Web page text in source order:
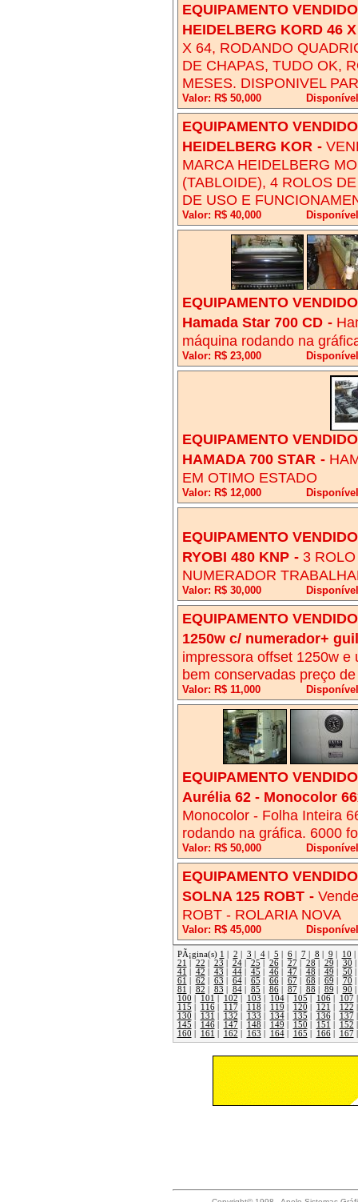
EQUIPAMENTO
HEIDELBERG KORD 46
X 64, RODANDO
DE CHAPAS, TUDO OK,
MESES. DISPONIVEL
Valor: R$ 50,000
EQUIPAMENTO
HEIDELBERG KOR -
MARCA HEIDELBERG
(TABLOIDE), 4 ROLOS
DE USO E
Valor: R$ 40,000
EQUIPAMENTO
Hamada Star 700 CD -
máquina rodando na
Valor: R$ 23,000
EQUIPAMENTO
HAMADA 700 STAR -
EM OTIMO ESTADO
Valor: R$ 12,000
EQUIPAMENTO
RYOBI 480 KNP - 3
NUMERADOR
Valor: R$ 30,000
EQUIPAMENTO
1250w c/ numerador+
impressora offset 1250w e
bem conservadas preço
Valor: R$ 11,000
EQUIPAMENTO
Aurélia 62 - Monocolor
Monocolor - Folha Inteira
rodando na gráfica. 6000
Valor: R$ 50,000
EQUIPAMENTO
SOLNA 125 ROBT -
ROBT - ROLARIA NOVA
Valor: R$ 45,000
PÃ¡gina(s) 1 2 3 4| 5 6| 7| 8 9 10
21
22 23 24| 25 26| 27| 28 29 30
41
42 43 44| 45 46| 47| 48 49 50
61
62 63 64| 65 66| 67| 68 69 70
81
82 83 84| 85 86| 87| 88 89 90
100
101 102 103 104| 105 106| 107
115
116| 117| 118 119 120 121 122
130
131 132 133 134| 135 136| 137
145
146| 147| 148 149 150 151 152
160
161 162 163 164| 165 166| 167